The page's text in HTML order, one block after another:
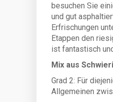
besuchen Sie
und gut
Erfrischungen
Etappen den
ist fantastisch
Mix aus
Grad 2: Für
Allgemeinen